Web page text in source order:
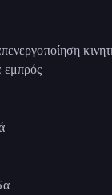
εμπρός